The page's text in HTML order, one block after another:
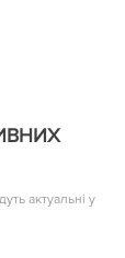
актуальні у